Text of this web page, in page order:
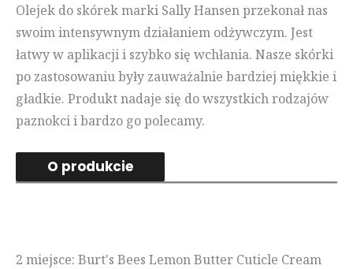
Olejek do skórek marki Sally Hansen przekonał nas
swoim intensywnym działaniem odżywczym. Jest
łatwy w aplikacji i szybko się wchłania. Nasze skórki
po zastosowaniu były zauważalnie bardziej miękkie i
gładkie. Produkt nadaje się do wszystkich rodzajów
paznokci i bardzo go polecamy.
O produkcie
2 miejsce: Burt's Bees Lemon Butter Cuticle Cream